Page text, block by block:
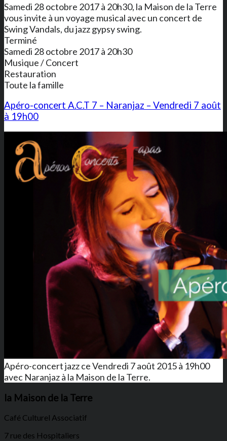
Samedi 28 octobre 2017 à 20h30, la Maison de la Terre
vous invite à un voyage musical avec un concert de
Swing Vandals, du jazz gypsy swing.
Terminé
Samedi 28 octobre 2017 à 20h30
Musique / Concert
Restauration
Toute la famille
Apéro-concert A.C.T 7 – Naranjaz – Vendredi 7 août
à 19h00
Apéro-concert jazz ce Vendredi 7 août 2015 à 19h00
avec Naranjaz à la Maison de la Terre.
la Maison de la Terre
Café Culturel Associatif
7 rue des Hospitaliers